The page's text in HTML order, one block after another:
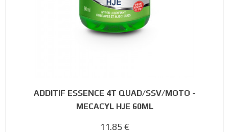
ADDITIF ESSENCE 4T QUAD/SSV/MOTO -
MECACYL HJE 60ML
11.85 €